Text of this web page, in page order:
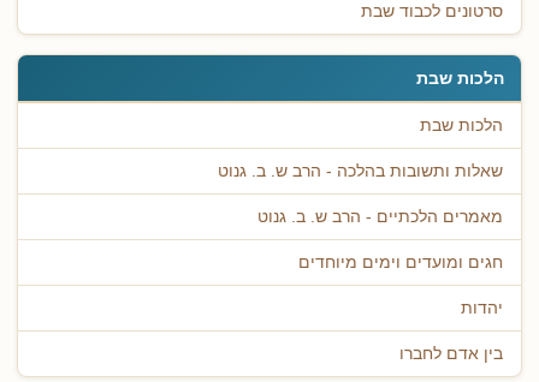
סרטונים לכבוד שבת
הלכות שבת
הלכות שבת
שאלות ותשובות בהלכה - הרב ש. ב. גנוט
מאמרים הלכתיים - הרב ש. ב. גנוט
חגים ומועדים וימים מיוחדים
יהדות
בין אדם לחברו